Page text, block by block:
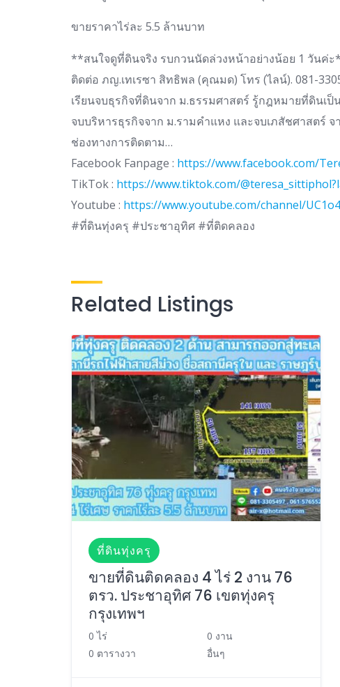
ขายราคาไร่ละ 5.5 ล้านบาท
**สนใจดูที่ดินจริง รบกวนนัดล่วงหน้าอย่างน้อย 1 วันค่ะ
ติดต่อ ภญ.เทเรซา สิทธิพล (คุณมด) โทร (ไลน์). 081-
เรียนจบธุรกิจที่ดินจาก ม.ธรรมศาสตร์ รู้กฎหมายที่ดินเป็
จบบริหารธุรกิจจาก ม.รามคำแหง และจบเภสัชศาสตร์
ช่องทางการติดตาม…
Facebook Fanpage : https://www.facebook.com/
TikTok : https://www.tiktok.com/
Youtube : https://www.youtube.com/channel/
#ที่ดินทุ่งครุ #ประชาอุทิศ #ที่ติดคลอง
Related Listings
ที่ดินทุ่งครุ
ขายที่ดินติดคลอง 4 ไร่ 2 งาน 76
ตรว. ประชาอุทิศ 76 เขตทุ่งครุ
กรุงเทพฯ
0 ไร่
0 งาน
0 ตารางวา
อื่นๆ